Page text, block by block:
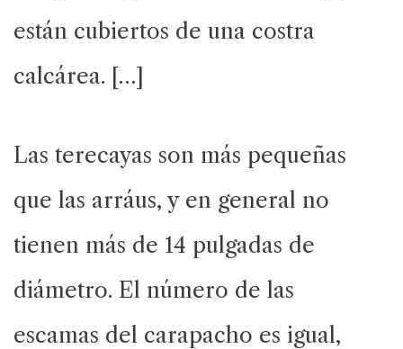
están cubiertos de una costra
calcárea. […]
Las terecayas son más pequeñas
que las arráus, y en general no
tienen más de 14 pulgadas de
diámetro. El número de las
escamas del carapacho es igual,